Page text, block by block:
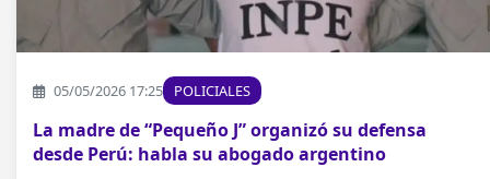
05/05/2026 17:25 POLICIALES
La madre de “Pequeño J” organizó su defensa
desde Perú: habla su abogado argentino